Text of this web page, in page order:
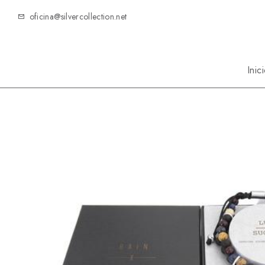
oficina@silvercollection.net